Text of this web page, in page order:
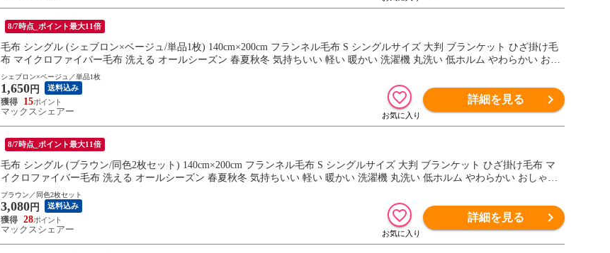
8/7時点_ポイント最大11倍
毛布 シングル (シェブロン×ベージュ/単品1枚) 140cm×200cm フランネル毛布 S シングルサイズ 大判 ブランケット ひざ掛け毛
布 マイクロファイバー毛布 洗える オールシーズン 春夏秋冬 気持ちいい 軽い 暖かい 洗濯機 丸洗い 低ホルム やわらかい おし
ゃれ 送料無料
シェブロン×ベージュ／単品1枚
1,650 円 送料込み
15
マックスシェアー
詳細を見る
8/7時点_ポイント最大11倍
毛布 シングル (ブラウン/同色2枚セット) 140cm×200cm フランネル毛布 S シングルサイズ 大判 ブランケット ひざ掛け毛布 マ
イクロファイバー毛布 洗える オールシーズン 春夏秋冬 気持ちいい 軽い 暖かい 洗濯機 丸洗い 低ホルム やわらかい おしゃれ
送料無料
ブラウン／同色2枚セット
3,080 円 送料込み
28
マックスシェアー
詳細を見る